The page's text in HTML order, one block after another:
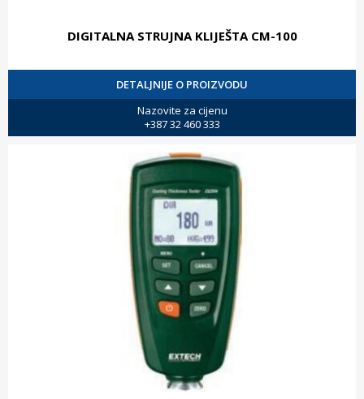
DIGITALNA STRUJNA KLIJEŠTA CM-100
DETALJNIJE O PROIZVODU
Nazovite za cijenu
+387 32 460 333